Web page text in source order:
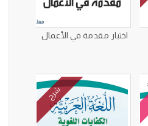
اختبار مقدمة في الأعمال
شرح